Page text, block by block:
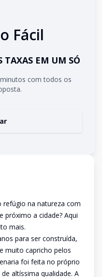
Fácil
TAXAS EM UM SÓ
com todos os
na natureza com
próximo a cidade? Aqui
mais.
para ser construída,
muito capricho pelos
foi feita no próprio
altíssima qualidade. A